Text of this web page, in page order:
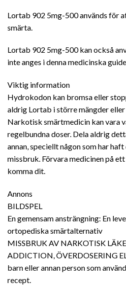
Lortab 902 5mg-500 används för
smärta.
Lortab 902 5mg-500 kan också
inte anges i denna medicinska
Viktig information
Hydrokodon kan bromsa eller
aldrig Lortab i större mängder
Narkotisk smärtmedicin kan vara
regelbundna doser. Dela aldrig
annan, speciellt någon som har
missbruk. Förvara medicinen på
komma dit.
Annons
BILDSPEL
En gemensam ansträngning: En
ortopediska smärtalternativ
MISSBRUK AV NARKOTISK
ADDICTION, ÖVERDOSERING
barn eller annan person som
recept.